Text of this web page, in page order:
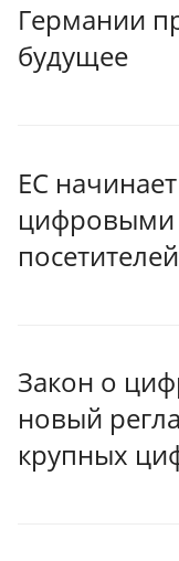
Германии
будущее
ЕС
цифровыми
Закон о
новый
крупных